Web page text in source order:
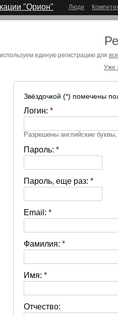
"Орион" Люди
единую регистрацию для
Уже
Звёздочкой (*) помечены
Логин: *
Разрешены английские
Пароль: *
Пароль, еще раз: *
Email: *
Фамилия: *
Имя: *
Отчество: